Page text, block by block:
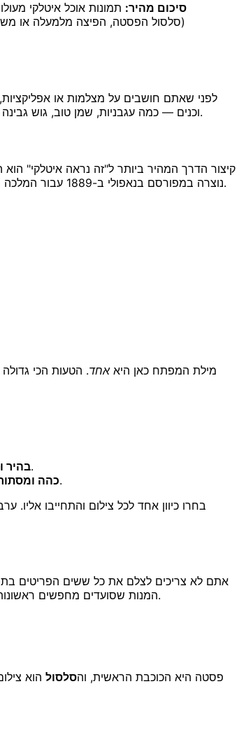
סיכום מהיר: תמונות אוכל איטלקי
(סלסול הפסטה, הפיצה מלמעלה או
לפני שאתם חושבים על מצלמות או
וכנים — כמה עגבניות, שמן טוב, גוש גבינה — מצולמים באור מעודן ובהרבה איפוק. דמיינו שולחן של חווה טוסקנית מצטלב עם מגזין מבריק. חמים, ביתי, מעט לא מושלם, אבל לעולם לא מבולגן.
קיצור הדרך המהיר ביותר ל"זה נראה איטלקי"
נוצרה במפורסם בנאפולי ב-1889 עבור המלכה מרגריטה ב. שלבו לפחות שניים משלושת הצבעים האלה בכל פריים והמנה תיקרא כאיטלקית עוד לפני שמישהו בכלל מבין מה היא.
מילת המפתח כאן היאאחד. הטעות הכי
בהיר— אור צהריים ים-תיכוני, משטחים חיוורים, צללים רכים ונקיים. מושלם לקפרזה, פירות ים, אנטיפסטי קיציים, מנות אמלפי הדריות וג'לטו.
כההוטירמיסו.
בחרו כיוון אחד לכל צילום והתחייבו
אתם לא צריכים לצלם את כל ששים הפריטים
המנות שסועדים מחפשים ראשונות. תקלעו בהן והתפריט שלכם ייראה שלם. הנה בדיוק איך לקמפז, להאיר ולעצב כל אחת מהמנות האיטלקיות הפופולריות שמרוויחות את התמונה שלהן.
פסטה היא הכוכבת הראשית, והסלסול הוא